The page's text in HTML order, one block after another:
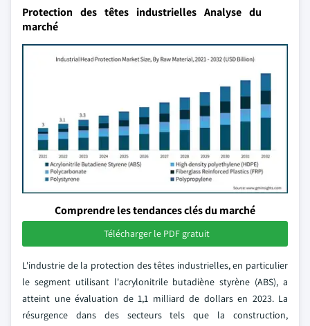
Protection des têtes industrielles Analyse du
marché
Comprendre les tendances clés du marché
Télécharger le PDF gratuit
L'industrie de la protection des têtes industrielles, en particulier
le segment utilisant l'acrylonitrile butadiène styrène (ABS), a
atteint une évaluation de 1,1 milliard de dollars en 2023. La
résurgence dans des secteurs tels que la construction,